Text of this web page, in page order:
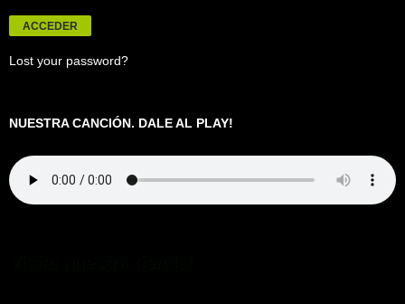
Lost your password?
NUESTRA CANCIÓN. DALE AL PLAY!